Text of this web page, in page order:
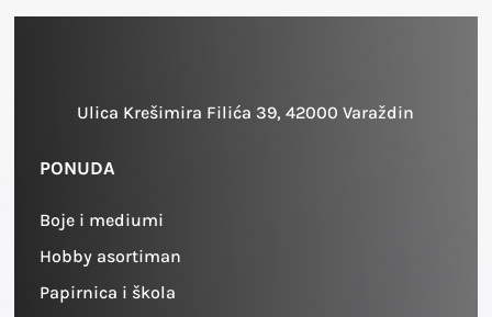
Ulica Krešimira Filića 39, 42000 Varaždin
PONUDA
Boje i mediumi
Hobby asortiman
Papirnica i škola